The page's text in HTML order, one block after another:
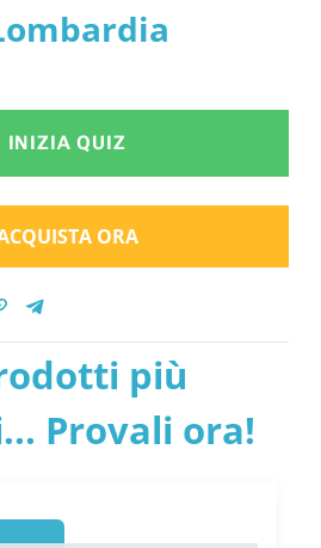
INIZIA QUIZ
ORA
più
Provali ora!